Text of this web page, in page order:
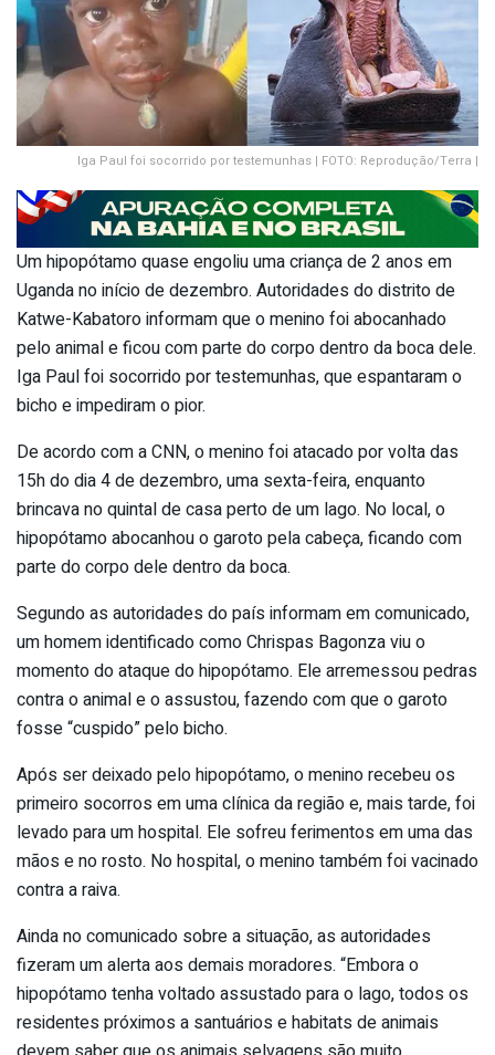
Iga Paul foi socorrido por testemunhas | FOTO: Reprodução/Terra |
Um hipopótamo quase engoliu uma criança de 2 anos em
Uganda no início de dezembro. Autoridades do distrito de
Katwe-Kabatoro informam que o menino foi abocanhado
pelo animal e ficou com parte do corpo dentro da boca dele.
Iga Paul foi socorrido por testemunhas, que espantaram o
bicho e impediram o pior.
De acordo com a CNN, o menino foi atacado por volta das
15h do dia 4 de dezembro, uma sexta-feira, enquanto
brincava no quintal de casa perto de um lago. No local, o
hipopótamo abocanhou o garoto pela cabeça, ficando com
parte do corpo dele dentro da boca.
Segundo as autoridades do país informam em comunicado,
um homem identificado como Chrispas Bagonza viu o
momento do ataque do hipopótamo. Ele arremessou pedras
contra o animal e o assustou, fazendo com que o garoto
fosse “cuspido” pelo bicho.
Após ser deixado pelo hipopótamo, o menino recebeu os
primeiro socorros em uma clínica da região e, mais tarde, foi
levado para um hospital. Ele sofreu ferimentos em uma das
mãos e no rosto. No hospital, o menino também foi vacinado
contra a raiva.
Ainda no comunicado sobre a situação, as autoridades
fizeram um alerta aos demais moradores. “Embora o
hipopótamo tenha voltado assustado para o lago, todos os
residentes próximos a santuários e habitats de animais